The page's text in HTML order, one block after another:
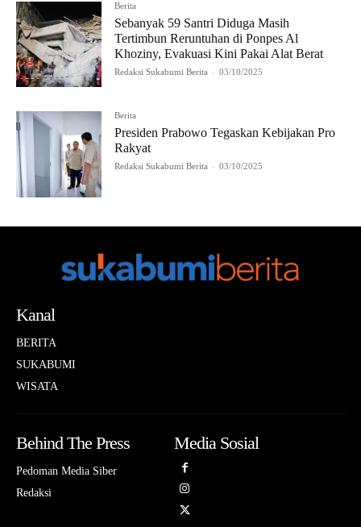
Berita
Sebanyak 59 Santri Diduga Masih
Tertimbun Reruntuhan di Ponpes Al
Khoziny, Evakuasi Kini Pakai Alat Berat
Redaksi Sukabumi Berita - 03/10/2025
Berita
Presiden Prabowo Tegaskan Kebijakan Pro
Rakyat
Redaksi Sukabumi Berita - 03/10/2025
Kanal
BERITA
SUKABUMI
WISATA
Behind The Press
Pedoman Media Siber
Redaksi
Media Sosial